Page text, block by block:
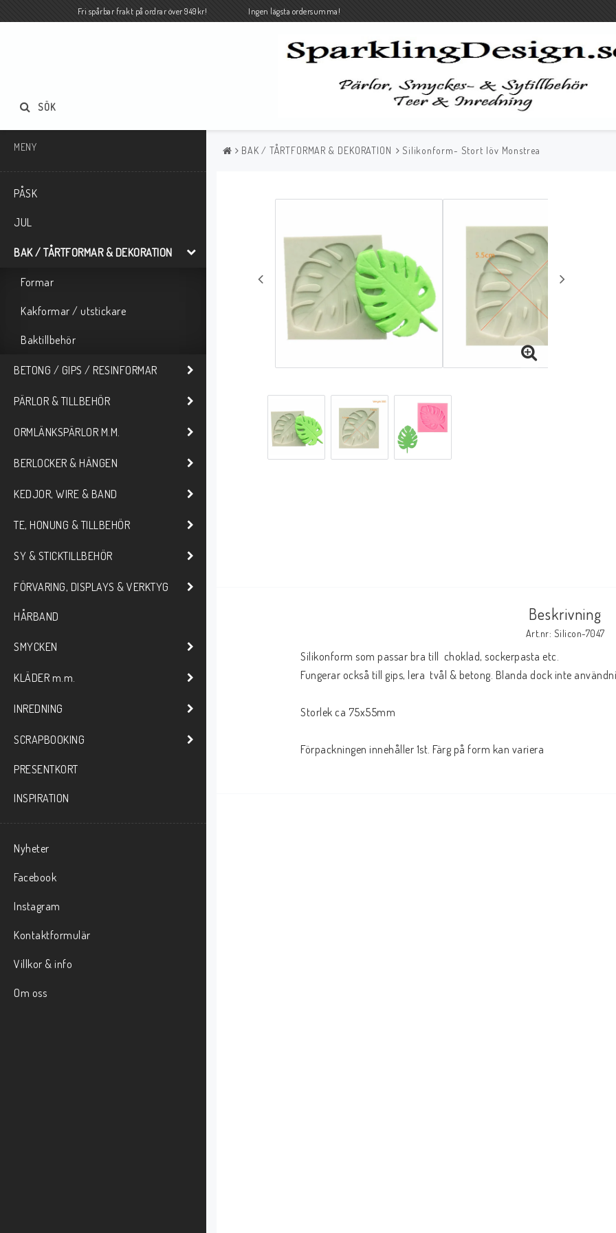
Fri spårbar frakt på ordrar över 949kr! Ingen lägsta ordersumma!
SÖK
MENY
PÅSK
JUL
BAK / TÅRTFORMAR & DEKORATION
Formar
Kakformar / utstickare
Baktillbehör
BETONG / GIPS / RESINFORMAR
PÄRLOR & TILLBEHÖR
ORMLÄNKSPÄRLOR M.M.
BERLOCKER & HÄNGEN
KEDJOR, WIRE & BAND
TE, HONUNG & TILLBEHÖR
SY & STICKTILLBEHÖR
FÖRVARING, DISPLAYS & VERKTYG
HÅRBAND
SMYCKEN
KLÄDER m.m.
INREDNING
SCRAPBOOKING
PRESENTKORT
INSPIRATION
Nyheter
Facebook
Instagram
Kontaktformulär
Villkor & info
Om oss
BAK / TÅRTFORMAR & DEKORATION Silikonform- Stort löv Monstrea
Beskrivning
Art.nr: Silicon-7047
Silikonform som passar bra till  choklad, sockerpasta etc.
Fungerar också till gips, lera  tvål & betong. Blanda dock inte
Storlek ca 75x55mm
Förpackningen innehåller 1st. Färg på form kan variera